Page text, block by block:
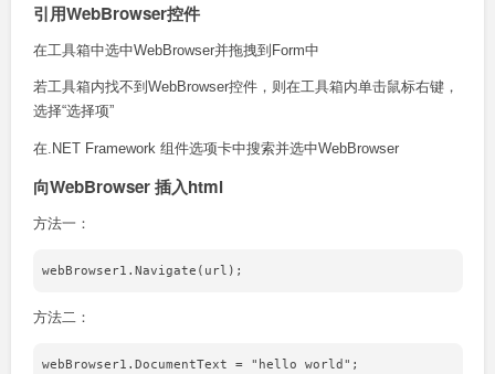
引用WebBrowser控件
在工具箱中选中WebBrowser并拖拽到Form中
若工具箱内找不到WebBrowser控件，则在工具箱内单击鼠标右键，
选择“选择项”
在.NET Framework 组件选项卡中搜索并选中WebBrowser
向WebBrowser 插入html
方法一：
方法二：